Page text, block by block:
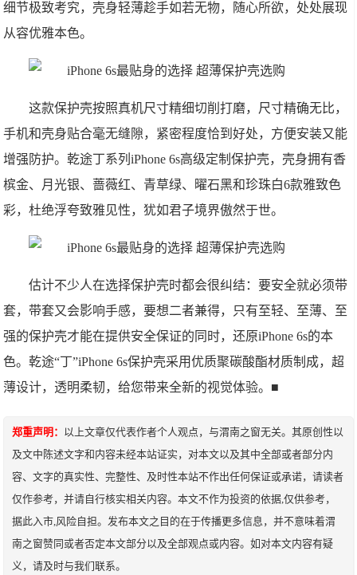
细节极致考究，壳身轻薄趁手如若无物，随心所欲，处处展现
从容优雅本色。
这款保护壳按照真机尺寸精细切削打磨，尺寸精确无比，
手机和壳身贴合毫无缝隙，紧密程度恰到好处，方便安装又能
增强防护。乾途丁系列iPhone 6s高级定制保护壳，壳身拥有香
槟金、月光银、蔷薇红、青草绿、曜石黑和珍珠白6款雅致色
彩，杜绝浮夸致雅见性，犹如君子境界傲然于世。
估计不少人在选择保护壳时都会很纠结：要安全就必须带
套，带套又会影响手感，要想二者兼得，只有至轻、至薄、至
强的保护壳才能在提供安全保证的同时，还原iPhone 6s的本
色。乾途“丁”iPhone 6s保护壳采用优质聚碳酸酯材质制成，超
薄设计，透明柔韧，给您带来全新的视觉体验。■
郑重声明： 以上文章仅代表作者个人观点，与渭南之窗无关。其原创性以
及文中陈述文字和内容未经本站证实，对本文以及其中全部或者部分内
容、文字的真实性、完整性、及时性本站不作出任何保证或承诺，请读者
仅作参考，并请自行核实相关内容。本文不作为投资的依据,仅供参考，
据此入市,风险自担。发布本文之目的在于传播更多信息，并不意味着渭
南之窗赞同或者否定本文部分以及全部观点或内容。如对本文内容有疑
义，请及时与我们联系。